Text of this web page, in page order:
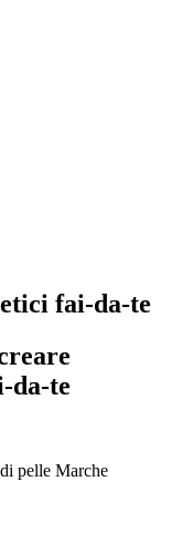
fai-da-te
da-te
pelle Marche